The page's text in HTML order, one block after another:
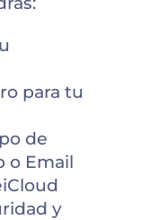
para tu
de
o Email
y